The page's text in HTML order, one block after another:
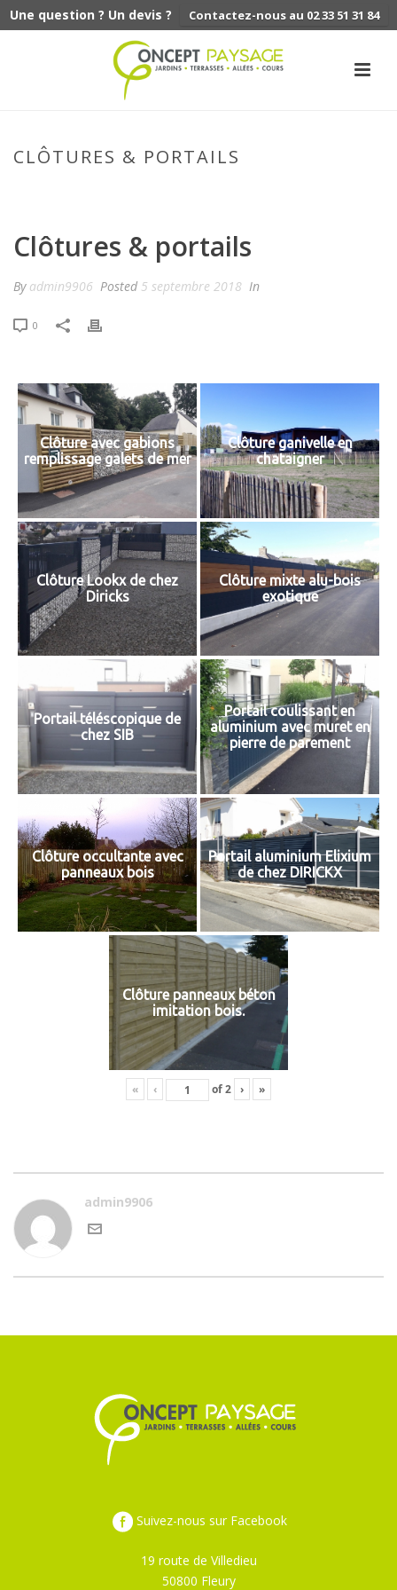
Une question ? Un devis ? Contactez-nous au 02 33 51 31 84
CLÔTURES & PORTAILS
Clôtures & portails
By admin9906 Posted 5 septembre 2018 In
0
Clôture avec gabions
remplissage galets de mer
Clôture ganivelle en
chataigner
Clôture Lookx de chez
Diricks
Clôture mixte alu-bois
exotique
Portail téléscopique de
chez SIB
Portail coulissant en
aluminium avec muret en
pierre de parement
Clôture occultante avec
panneaux bois
Portail aluminium Elixium
de chez DIRICKX
Clôture panneaux béton
imitation bois.
« ‹ of2 › »
admin9906
Suivez-nous sur Facebook
19 route de Villedieu
50800 Fleury